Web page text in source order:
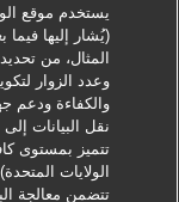
يستخدم موقع
(يُشار إليها
المثال، من
وعدد الزوار
والكفاءة ودعم
نقل البيانات
تتميز بمستوى
الولايات
تتضمن معالجة